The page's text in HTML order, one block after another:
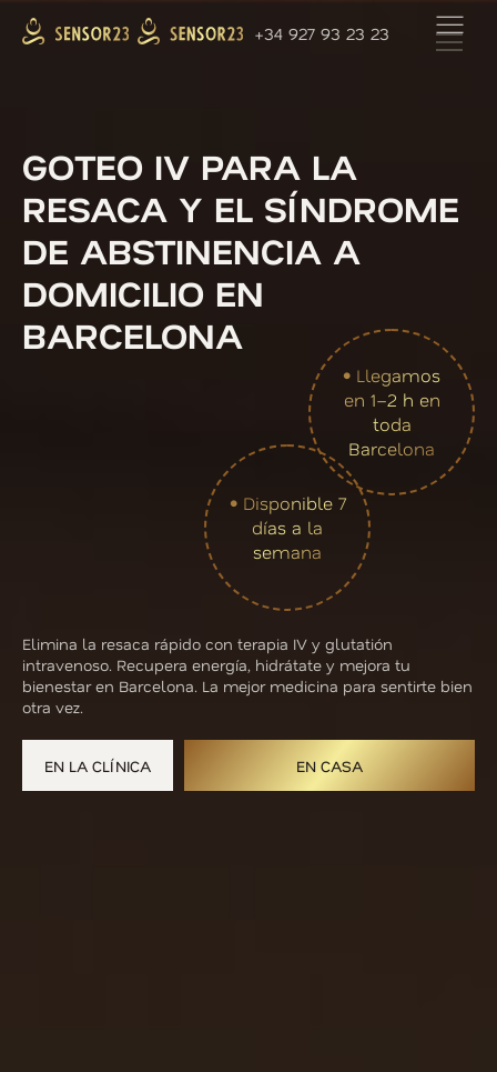
+34 927 93 23 23
GOTEO IV PARA LA
RESACA Y EL SÍNDROME
DE ABSTINENCIA A
DOMICILIO EN
BARCELONA
• Disponible 7
días a la
semana
• Llegamos
en 1–2 h en
toda
Barcelona
Elimina la resaca rápido con terapia IV y glutatión
intravenoso. Recupera energía, hidrátate y mejora tu
bienestar en Barcelona. La mejor medicina para sentirte bien
otra vez.
EN LA CLÍNICA EN CASA